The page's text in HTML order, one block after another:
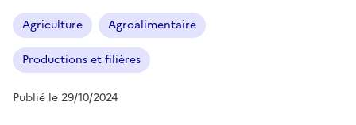
Agriculture Agroalimentaire
Productions et filières
Publié le 29/10/2024